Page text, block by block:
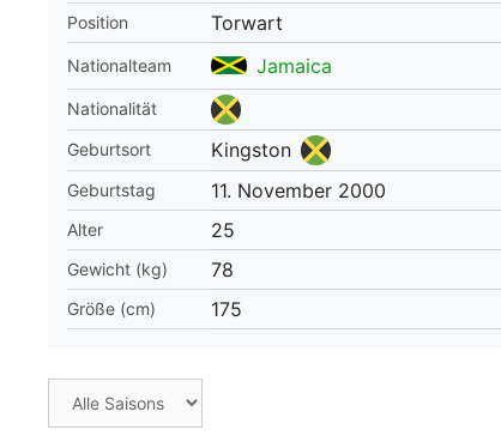
Position Torwart
Nationalteam Jamaica
Nationalität
Geburtsort
Kingston
Geburtstag 11. November 2000
Alter 25
Gewicht (kg) 78
Größe (cm) 175